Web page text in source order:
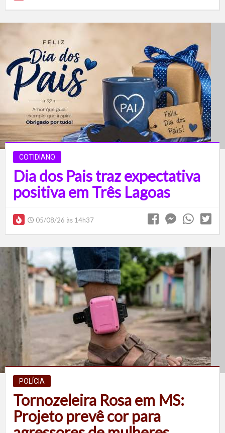
COTIDIANO
Dia dos Pais traz expectativa
positiva em Três Lagoas
05/08/26 às 14h37
POLÍCIA
Tornozeleira Rosa em MS:
Projeto prevê cor para